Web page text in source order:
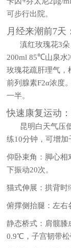
可步行出院。
月经来潮前7天
滇红玫瑰花3
200ml 85℃山泉水
玫瑰花疏肝理气，
前列腺素F2α浓度
一半。
快速康复运动
昆明白天气压
练10分钟，可增加
仰卧束角：脚心相
下振动20次。
猫式伸展：拱背时
俯撑侧抬腿：左右
静态桥式：肩髋膝
0.9℃，子宫韧带松